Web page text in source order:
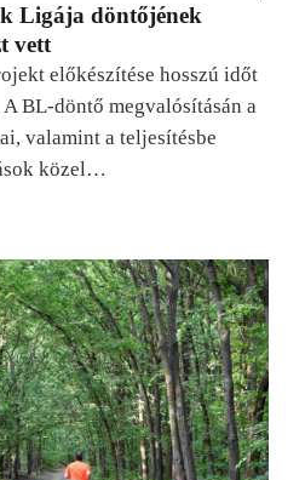
Ligája döntőjének
vett
előkészítése hosszú időt
BL-döntő megvalósításán a
valamint a teljesítésbe
közel…